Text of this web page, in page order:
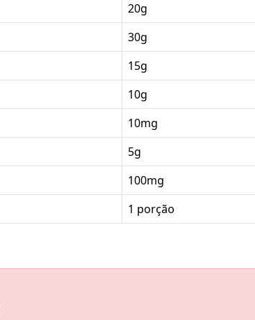
20g
30g
15g
10g
10mg
5g
100mg
1 porção